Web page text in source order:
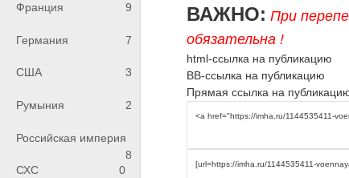
Франция 9
Германия 7
США 3
Румыния 2
Российская империя
8
СХС
0
ВАЖНО: При
обязательна !
html-ссылка на публикацию
BB-ссылка на публикацию
Прямая ссылка на